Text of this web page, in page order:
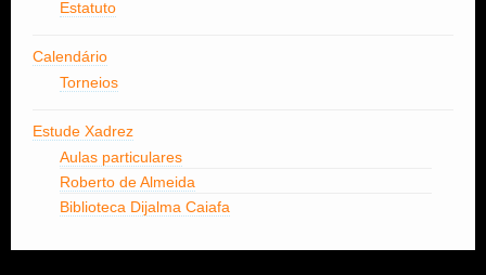
Estatuto
Calendário
Torneios
Estude Xadrez
Aulas particulares
Roberto de Almeida
Biblioteca Dijalma Caiafa